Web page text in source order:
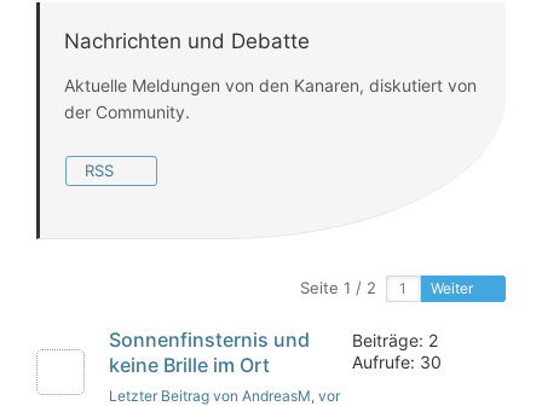
Nachrichten und Debatte
Aktuelle Meldungen von den Kanaren, diskutiert von
der Community.
RSS
Seite 1 / 2 Weiter
Sonnenfinsternis und
keine Brille im Ort
Letzter Beitrag von AndreasM, vor
Beiträge: 2
Aufrufe: 30